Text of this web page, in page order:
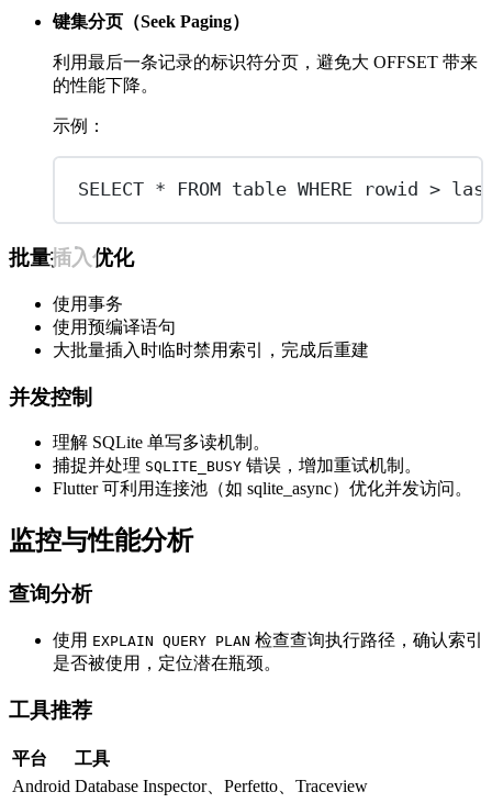
键集分页（Seek Paging）
利用最后一条记录的标识符分页，避免大 OFFSET 带来
的性能下降。
示例：
SELECT * FROM table WHERE rowid >
批量插入优化
使用事务
使用预编译语句
大批量插入时临时禁用索引，完成后重建
并发控制
理解 SQLite 单写多读机制。
捕捉并处理 SQLITE_BUSY 错误，增加重试机制。
Flutter 可利用连接池（如 sqlite_async）优化并发访问。
监控与性能分析
查询分析
使用 EXPLAIN QUERY PLAN 检查查询执行路径，确认索引
是否被使用，定位潜在瓶颈。
工具推荐
平台
工具
Android Database Inspector、Perfetto、Traceview